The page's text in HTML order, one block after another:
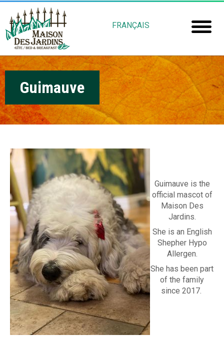
Skip
main
content
M
a
i
s
n
d
e
s
J
a
r
d
n
s
B
Photos
FAQs
FRANÇAIS
Guimauve
Guimauve is the
official mascot of
Maison Des
Jardins.
She is an English
Shepher Hypo
Allergen.
She has been part
of the family
since 2017.